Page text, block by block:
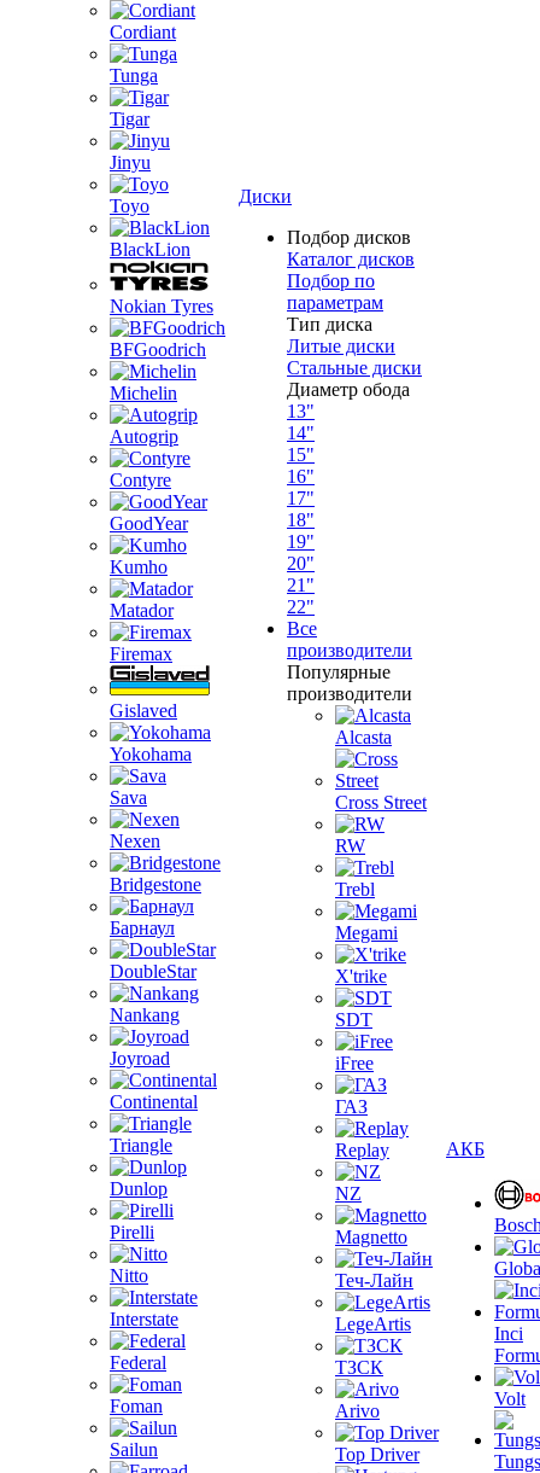
Cordiant
Tunga
Tigar
Jinyu
Toyo
BlackLion
Nokian Tyres
BFGoodrich
Michelin
Autogrip
Contyre
GoodYear
Kumho
Matador
Firemax
Gislaved
Yokohama
Sava
Nexen
Bridgestone
Барнаул
DoubleStar
Nankang
Joyroad
Continental
Triangle
Dunlop
Pirelli
Nitto
Interstate
Federal
Foman
Sailun
Диски
Подбор дисков
Каталог дисков
Подбор по
параметрам
Тип диска
Литые диски
Стальные диски
Диаметр обода
13"
14"
15"
16"
17"
18"
19"
20"
21"
22"
Все
производители
Популярные
производители
Alcasta
Cross Street
RW
Trebl
Megami
X'trike
SDT
iFree
ГАЗ
Replay
NZ
Magnetto
Теч-Лайн
LegeArtis
ТЗСК
Arivo
Top Driver
АКБ
Inci
Volt